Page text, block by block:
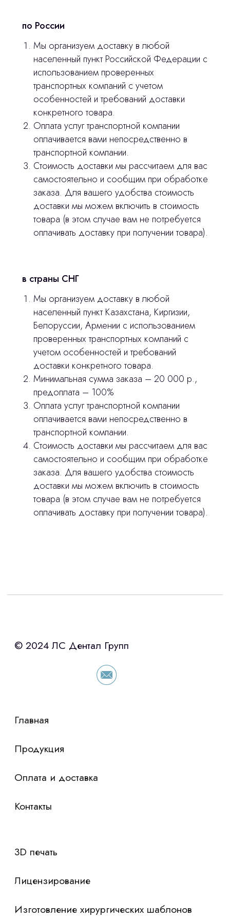
по России
Мы организуем доставку в любой
населенный пункт Российской Федерации с
использованием проверенных
транспортных компаний с учетом
особенностей и требований доставки
конкретного товара.
Оплата услуг транспортной компании
оплачивается вами непосредственно в
транспортной компании.
Стоимость доставки мы рассчитаем для вас
самостоятельно и сообщим при обработке
заказа. Для вашего удобства стоимость
доставки мы можем включить в стоимость
товара (в этом случае вам не потребуется
оплачивать доставку при получении товара).
в страны СНГ
Мы организуем доставку в любой
населенный пункт Казахстана, Киргизии,
Белоруссии, Армении с использованием
проверенных транспортных компаний с
учетом особенностей и требований
доставки конкретного товара.
Минимальная сумма заказа – 20 000 р.,
предоплата – 100%
Оплата услуг транспортной компании
оплачивается вами непосредственно в
транспортной компании.
Стоимость доставки мы рассчитаем для вас
самостоятельно и сообщим при обработке
заказа. Для вашего удобства стоимость
доставки мы можем включить в стоимость
товара (в этом случае вам не потребуется
оплачивать доставку при получении товара).
Остались вопросы
оставьте контакты, мы свяжемся и
ответим на все вопросы
Интересует лизинг?
«Уралпромлизинг» подберем выгодные
условия по лизингу оборудования,
просто оставьте контакты чтобы мы
сориентировали по условиям
© 2024 ЛС Дентал Групп
сделано
3D печать
Лицензирование
Изготовление хирургических шаблонов
Оплата и доставка
Политика конфиденциальности
Контакты
stasicus